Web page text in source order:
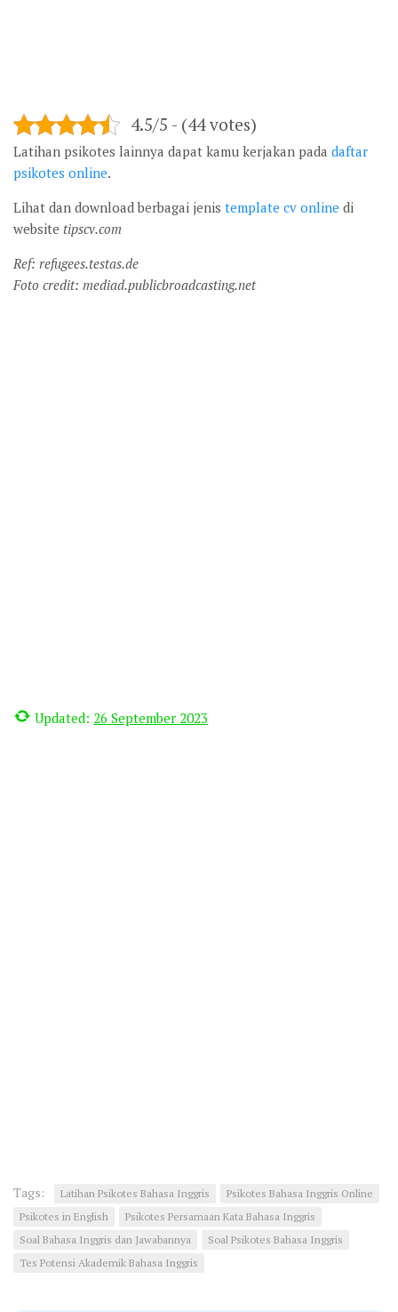
4.5/5 - (44 votes)
Latihan psikotes lainnya dapat kamu kerjakan pada daftar
psikotes online.
Lihat dan download berbagai jenis template cv online di
website tipscv.com
Ref: refugees.testas.de
Foto credit: mediad.publicbroadcasting.net
Updated: 26 September 2023
Tags: Latihan Psikotes Bahasa Inggris
Psikotes Bahasa Inggris Online
Psikotes in English
Psikotes Persamaan Kata Bahasa Inggris
Soal Bahasa Inggris dan Jawabannya
Soal Psikotes Bahasa Inggris
Tes Potensi Akademik Bahasa Inggris